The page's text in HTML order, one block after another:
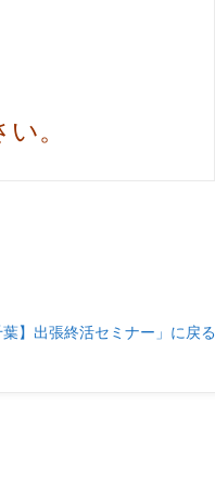
。
葉】出張終活セミナー」に戻る